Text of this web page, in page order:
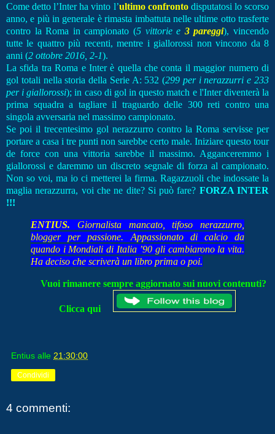
Come detto l’Inter ha vinto l’ultimo confrontodisputatosi lo scorso
anno, e più in generale è rimasta imbattuta nelle ultime otto trasferte
contro la Roma in campionato (5 vittorie e 3 pareggi), vincendo
tutte le quattro più recenti, mentre i giallorossi non vincono da 8
anni (2 ottobre 2016, 2-1).
La sfida tra Roma e Inter è quella che conta il maggior numero di
gol totali nella storia della Serie A: 532 (299 per i nerazzurri e 233
per i giallorossi); in caso di gol in questo match e l'Inter diventerà la
prima squadra a tagliare il traguardo delle 300 reti contro una
singola avversaria nel massimo campionato.
Se poi il trecentesimo gol nerazzurro contro la Roma servisse per
portare a casa i tre punti non sarebbe certo male. Iniziare questo tour
de force con una vittoria sarebbe il massimo. Agganceremmo i
giallorossi e daremmo un discreto segnale di forza al campionato.
Non so voi, ma io ci metterei la firma. Ragazzuoli che indossate la
maglia nerazzurra, voi che ne dite? Si può fare? FORZA INTER
!!!
ENTIUS. Giornalista mancato, tifoso nerazzurro,
blogger per passione. Appassionato di calcio da
quando i Mondiali di Italia ’90 gli cambiarono la vita.
Ha deciso che scriverà un libro prima o poi.
Vuoi rimanere sempre aggiornato sui nuovi contenuti?
Clicca qui
Entius alle 21:30:00
Condividi
4 commenti: